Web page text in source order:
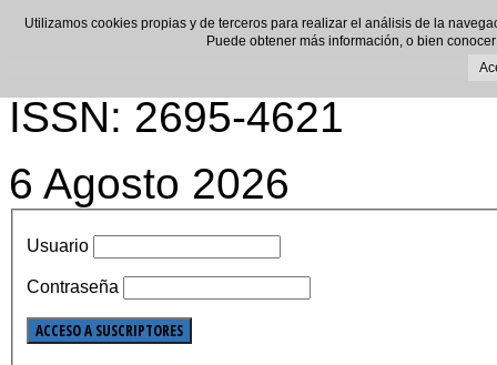
ISSN: 2695-4621
6 Agosto 2026
Usuario
Contraseña
Utilizamos cookies propias y de terceros para realizar el análisis de la
Puede obtener más información, o bien